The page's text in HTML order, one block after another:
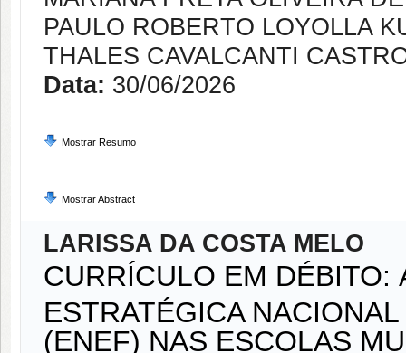
PAULO ROBERTO LOYOLLA
THALES CAVALCANTI
Data: 30/06/2026
Mostrar Resumo
Mostrar Abstract
LARISSA DA COSTA MELO
CURRÍCULO EM DÉBITO:
ESTRATÉGICA
(ENEF) NAS ESCOLAS